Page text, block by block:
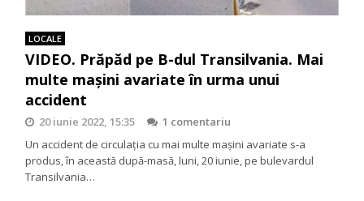
LOCALE
VIDEO. Prăpăd pe B-dul Transilvania. Mai
multe mașini avariate în urma unui
accident
20 iunie 2022, 15:35
1 comentariu
Un accident de circulația cu mai multe mașini avariate s-a
produs, în această după-masă, luni, 20 iunie, pe bulevardul
Transilvania…